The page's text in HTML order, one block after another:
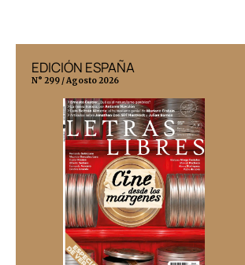
EDICIÓN ESPAÑA
N° 299 / Agosto 2026